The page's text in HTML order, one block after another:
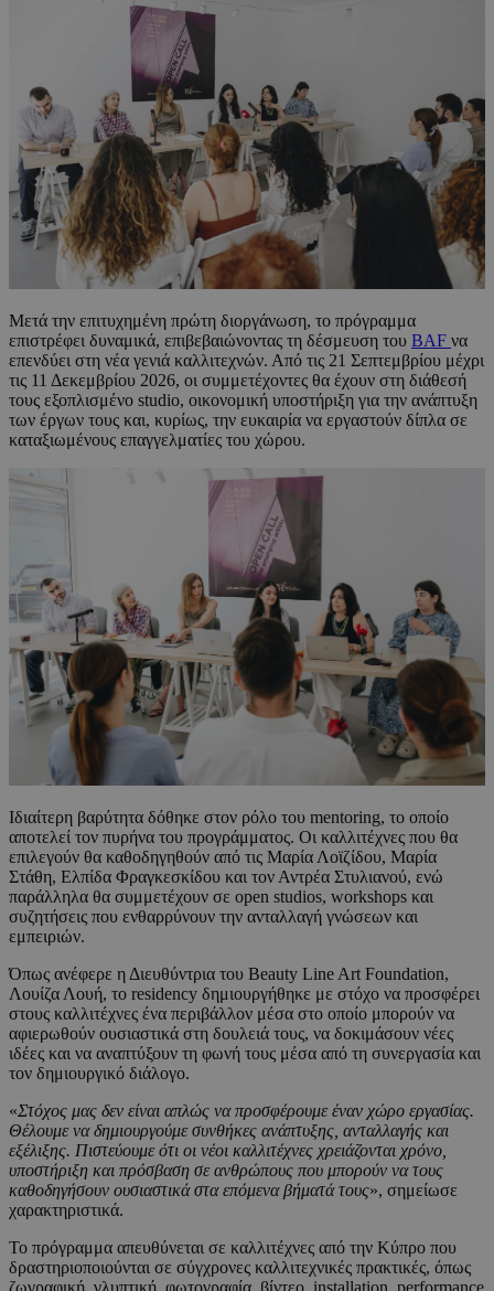
Μετά την επιτυχημένη πρώτη διοργάνωση, το πρόγραμμα
επιστρέφει δυναμικά, επιβεβαιώνοντας τη δέσμευση του BAF να
επενδύει στη νέα γενιά καλλιτεχνών. Από τις 21 Σεπτεμβρίου μέχρι
τις 11 Δεκεμβρίου 2026, οι συμμετέχοντες θα έχουν στη διάθεσή
τους εξοπλισμένο studio, οικονομική υποστήριξη για την ανάπτυξη
των έργων τους και, κυρίως, την ευκαιρία να εργαστούν δίπλα σε
καταξιωμένους επαγγελματίες του χώρου.
Ιδιαίτερη βαρύτητα δόθηκε στον ρόλο του mentoring, το οποίο
αποτελεί τον πυρήνα του προγράμματος. Οι καλλιτέχνες που θα
επιλεγούν θα καθοδηγηθούν από τις Μαρία Λοϊζίδου, Μαρία
Στάθη, Ελπίδα Φραγκεσκίδου και τον Αντρέα Στυλιανού, ενώ
παράλληλα θα συμμετέχουν σε open studios, workshops και
συζητήσεις που ενθαρρύνουν την ανταλλαγή γνώσεων και
εμπειριών.
Όπως ανέφερε η Διευθύντρια του Beauty Line Art Foundation,
Λουίζα Λουή, το residency δημιουργήθηκε με στόχο να προσφέρει
στους καλλιτέχνες ένα περιβάλλον μέσα στο οποίο μπορούν να
αφιερωθούν ουσιαστικά στη δουλειά τους, να δοκιμάσουν νέες
ιδέες και να αναπτύξουν τη φωνή τους μέσα από τη συνεργασία και
τον δημιουργικό διάλογο.
«Στόχος μας δεν είναι απλώς να προσφέρουμε έναν χώρο εργασίας.
Θέλουμε να δημιουργούμε συνθήκες ανάπτυξης, ανταλλαγής και
εξέλιξης. Πιστεύουμε ότι οι νέοι καλλιτέχνες χρειάζονται χρόνο,
υποστήριξη και πρόσβαση σε ανθρώπους που μπορούν να τους
καθοδηγήσουν ουσιαστικά στα επόμενα βήματά τους», σημείωσε
χαρακτηριστικά.
Το πρόγραμμα απευθύνεται σε καλλιτέχνες από την Κύπρο που
δραστηριοποιούνται σε σύγχρονες καλλιτεχνικές πρακτικές, όπως
ζωγραφική, γλυπτική, φωτογραφία, βίντεο, installation, performance